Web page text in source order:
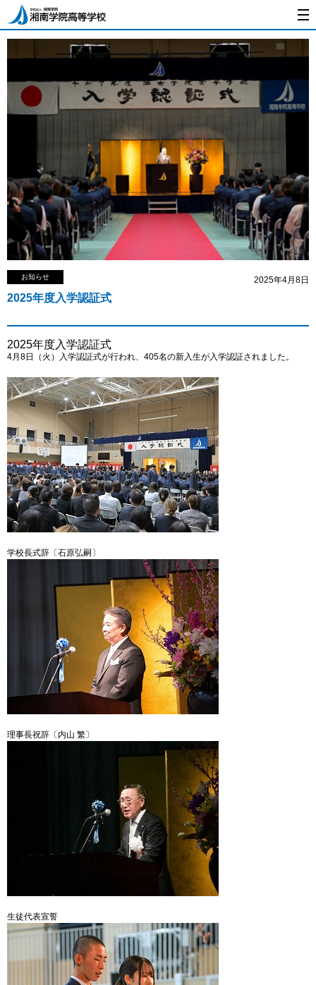
2025年度入学認証式
お知らせ 2025年4月8日
2025年度入学認証式
4月8日（火）入学認証式が行われ、405名の新入生が入学認証されました。
学校長式辞〔石原弘嗣〕
理事長祝辞〔内山 繁〕
生徒代表宣誓